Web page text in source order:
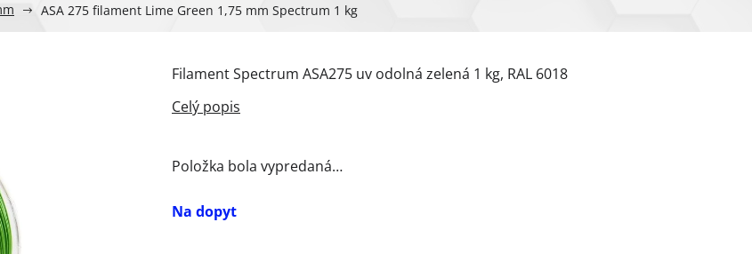
ASA 275 filament Lime Green 1,75 mm Spectrum 1 kg
Na dopyt
Položka bola vypredaná…
Filament Spectrum ASA275 uv odolná zelená 1 kg, RAL 6018